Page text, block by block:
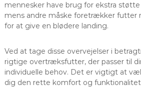
mennesker have brug for ekstra
mens andre måske foretrækker futter
for at give en blødere landing.
Ved at tage disse overvejelser i
rigtige overtræksfutter, der passer til
individuelle behov. Det er vigtigt at
dig den rette komfort og